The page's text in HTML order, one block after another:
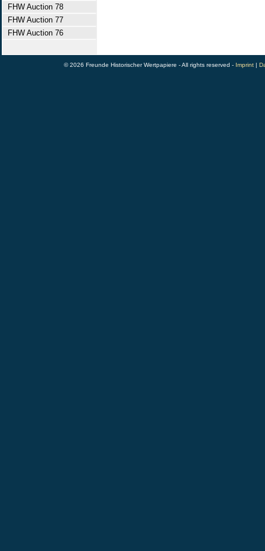
FHW Auction 78
FHW Auction 77
FHW Auction 76
© 2026 Freunde Historischer Wertpapiere - All rights reserved - Imprint |